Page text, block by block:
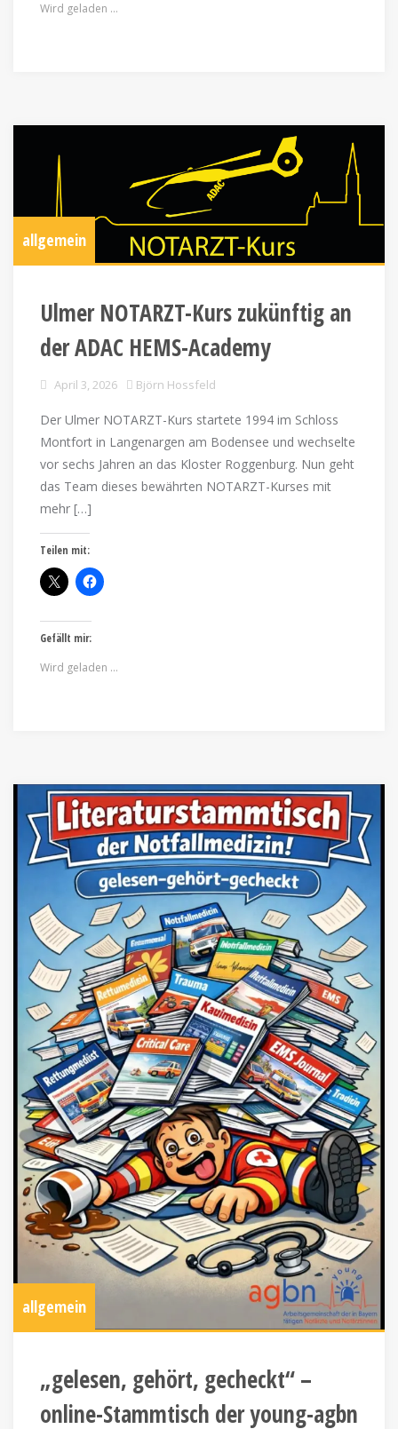
Wird geladen …
allgemein
Ulmer NOTARZT-Kurs zukünftig an
der ADAC HEMS-Academy
April 3, 2026 Björn Hossfeld
Der Ulmer NOTARZT-Kurs startete 1994 im Schloss
Montfort in Langenargen am Bodensee und wechselte
vor sechs Jahren an das Kloster Roggenburg. Nun geht
das Team dieses bewährten NOTARZT-Kurses mit
mehr […]
Teilen mit:
Gefällt mir:
Wird geladen …
allgemein
„gelesen, gehört, gecheckt“ –
online-Stammtisch der young-agbn